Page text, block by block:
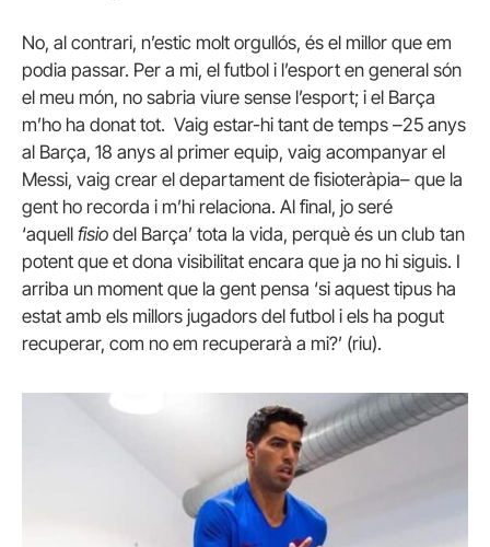
No, al contrari, n’estic molt orgullós, és el millor que em
podia passar. Per a mi, el futbol i l’esport en general són
el meu món, no sabria viure sense l’esport; i el Barça
m’ho ha donat tot. Vaig estar-hi tant de temps –25 anys
al Barça, 18 anys al primer equip, vaig acompanyar el
Messi, vaig crear el departament de fisioteràpia– que la
gent ho recorda i m’hi relaciona. Al final, jo seré
‘aquell fisio del Barça’ tota la vida, perquè és un club tan
potent que et dona visibilitat encara que ja no hi siguis. I
arriba un moment que la gent pensa ‘si aquest tipus ha
estat amb els millors jugadors del futbol i els ha pogut
recuperar, com no em recuperarà a mi?’ (riu).